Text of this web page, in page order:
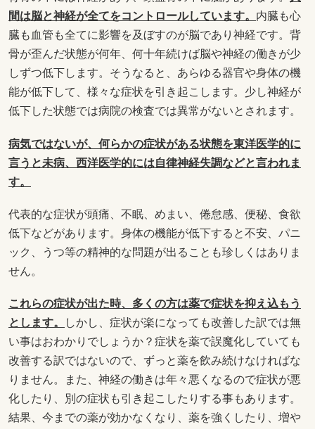
間は脳と神経が全てをコントロールしています。 内臓も心
臓も血管も全てに影響を及ぼすのが脳であり神経です。背
骨が歪んだ状態が何年、何十年続けば脳や神経の働きが少
しずつ低下します。そうなると、あらゆる器官や身体の機
能が低下して、様々な症状を引き起こします。少し神経が
低下した状態では病院の検査では異常がないとされます。
病気ではないが、何らかの症状がある状態を東洋医学的に
言うと未病、西洋医学的には自律神経失調などと言われま
す。
代表的な症状が頭痛、不眠、めまい、倦怠感、便秘、食欲
低下などがあります。身体の機能が低下すると不安、パニ
ック、うつ等の精神的な問題が出ることも珍しくはありま
せん。
これらの症状が出た時、多くの方は薬で症状を抑え込もう
とします。
しかし、症状が楽になっても改善した訳では無
い事はおわかりでしょうか？症状を薬で誤魔化していても
改善する訳ではないので、ずっと薬を飲み続けなければな
りません。また、神経の働きは年々悪くなるので症状が悪
化したり、別の症状も引き起こしたりする事もあります。
結果、今までの薬が効かなくなり、薬を強くしたり、増や